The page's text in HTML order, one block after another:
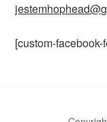
[custom-facebook-